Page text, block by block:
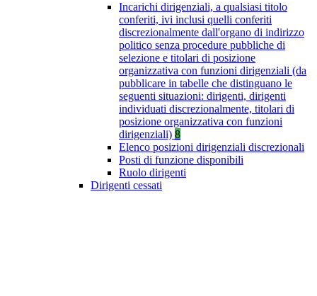
Incarichi dirigenziali, a qualsiasi titolo
conferiti, ivi inclusi quelli conferiti
discrezionalmente dall'organo di indirizzo
politico senza procedure pubbliche di
selezione e titolari di posizione
organizzativa con funzioni dirigenziali (da
pubblicare in tabelle che distinguano le
seguenti situazioni: dirigenti, dirigenti
individuati discrezionalmente, titolari di
posizione organizzativa con funzioni
dirigenziali) 8
Elenco posizioni dirigenziali discrezionali
Posti di funzione disponibili
Ruolo dirigenti
Dirigenti cessati